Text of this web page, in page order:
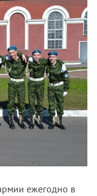
ежегодно в